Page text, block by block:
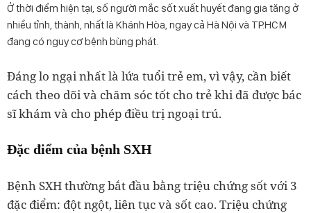
Ở thời điểm hiện tại, số người mắc sốt xuất huyết đang gia tăng ở
nhiều tỉnh, thành, nhất là Khánh Hòa, ngay cả Hà Nội và TP.HCM
đang có nguy cơ bệnh bùng phát.
Đáng lo ngại nhất là lứa tuổi trẻ em, vì vậy, cần biết
cách theo dõi và chăm sóc tốt cho trẻ khi đã được bác
sĩ khám và cho phép điều trị ngoại trú.
Đặc điểm của bệnh SXH
Bệnh SXH thường bắt đầu bằng triệu chứng sốt với 3
đặc điểm: đột ngột, liên tục và sốt cao. Triệu chứng